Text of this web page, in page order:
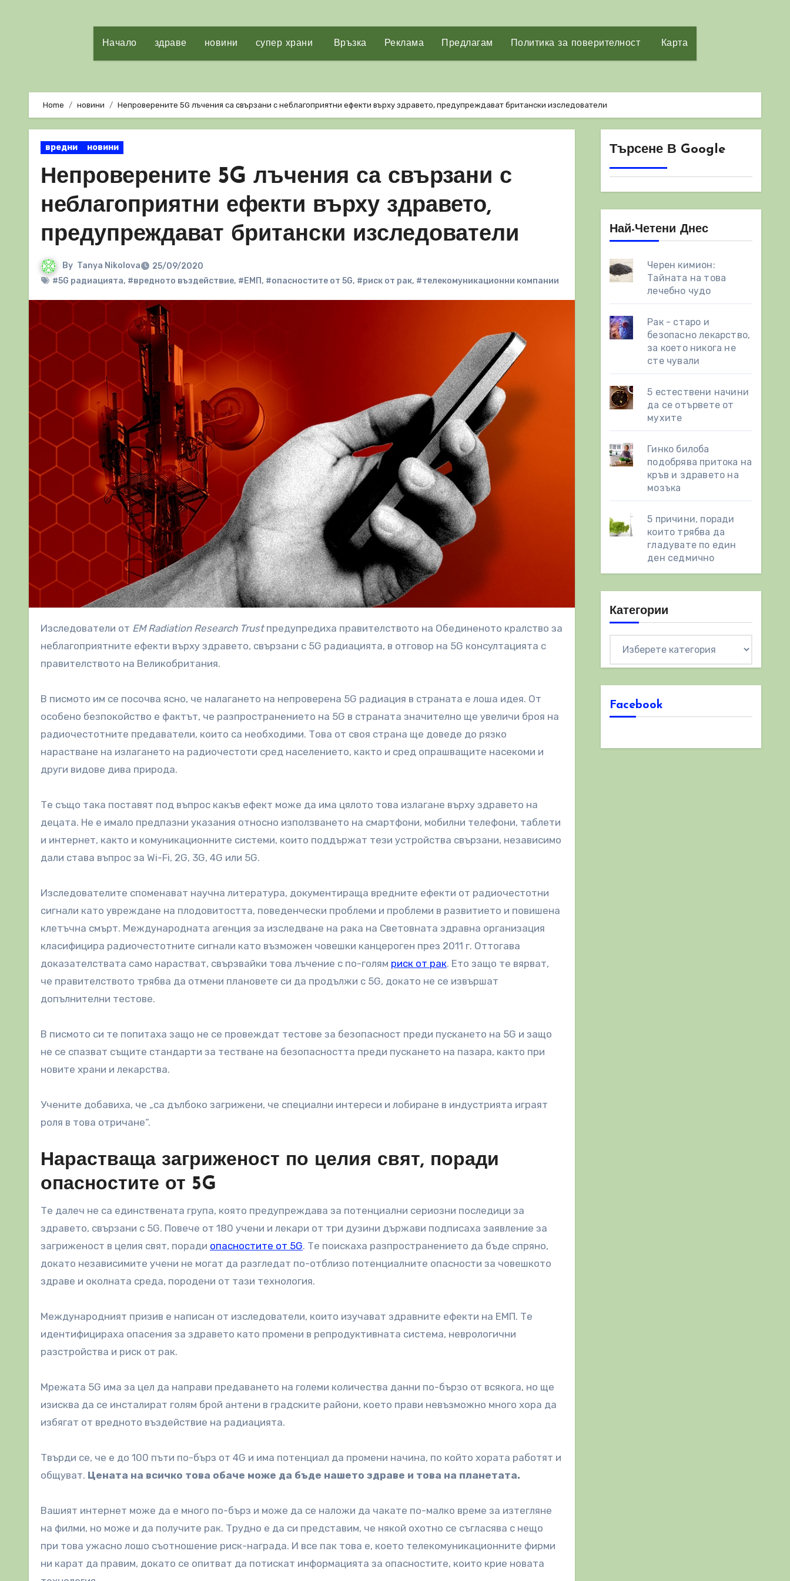
Начало здраве новини супер храни Връзка Реклама Предлагам Политика за поверителност Карта
Home новини Непроверените 5G лъчения са свързани с неблагоприятни ефекти върху здравето, предупреждават британски изследователи
вредни новини
Непроверените 5G лъчения са свързани с
неблагоприятни ефекти върху здравето,
предупреждават британски изследователи
By Tanya Nikolova
25/09/2020
#5G радиацията, #вредното въздействие, #ЕМП, #опасностите от 5G, #риск от рак, #телекомуникационни компании
Изследователи от EM Radiation Research Trustпредупредиха правителството на Обединеното кралство за
неблагоприятните ефекти върху здравето, свързани с 5G радиацията, в отговор на 5G консултацията с
правителството на Великобритания.
В писмото им се посочва ясно, че налагането на непроверена 5G радиация в страната е лоша идея. От
особено безпокойство е фактът, че разпространението на 5G в страната значително ще увеличи броя на
радиочестотните предаватели, които са необходими. Това от своя страна ще доведе до рязко
нарастване на излагането на радиочестоти сред населението, както и сред опрашващите насекоми и
други видове дива природа.
Те също така поставят под въпрос какъв ефект може да има цялото това излагане върху здравето на
децата. Не е имало предпазни указания относно използването на смартфони, мобилни телефони, таблети
и интернет, както и комуникационните системи, които поддържат тези устройства свързани, независимо
дали става въпрос за Wi-Fi, 2G, 3G, 4G или 5G.
Изследователите споменават научна литература, документираща вредните ефекти от радиочестотни
сигнали като увреждане на плодовитостта, поведенчески проблеми и проблеми в развитието и повишена
клетъчна смърт. Международната агенция за изследване на рака на Световната здравна организация
класифицира радиочестотните сигнали като възможен човешки канцероген през 2011 г. Оттогава
доказателствата само нарастват, свързвайки това лъчение с по-голям риск от рак. Ето защо те вярват,
че правителството трябва да отмени плановете си да продължи с 5G, докато не се извършат
допълнителни тестове.
В писмото си те попитаха защо не се провеждат тестове за безопасност преди пускането на 5G и защо
не се спазват същите стандарти за тестване на безопасността преди пускането на пазара, както при
новите храни и лекарства.
Учените добавиха, че „са дълбоко загрижени, че специални интереси и лобиране в индустрията играят
роля в това отричане“.
Нарастваща загриженост по целия свят, поради
опасностите от 5G
Те далеч не са единствената група, която предупреждава за потенциални сериозни последици за
здравето, свързани с 5G. Повече от 180 учени и лекари от три дузини държави подписаха заявление за
загриженост в целия свят, поради опасностите от 5G. Те поискаха разпространението да бъде спряно,
докато независимите учени не могат да разгледат по-отблизо потенциалните опасности за човешкото
здраве и околната среда, породени от тази технология.
Международният призив е написан от изследователи, които изучават здравните ефекти на ЕМП. Те
идентифицираха опасения за здравето като промени в репродуктивната система, неврологични
разстройства и риск от рак.
Мрежата 5G има за цел да направи предаването на големи количества данни по-бързо от всякога, но ще
изисква да се инсталират голям брой антени в градските райони, което прави невъзможно много хора да
избягат от вредното въздействие на радиацията.
Твърди се, че е до 100 пъти по-бърз от 4G и има потенциал да промени начина, по който хората работят и
общуват. Цената на всичко това обаче може да бъде нашето здраве и това на планетата.
Вашият интернет може да е много по-бърз и може да се наложи да чакате по-малко време за изтегляне
на филми, но може и да получите рак. Трудно е да си представим, че някой охотно се съгласява с нещо
при това ужасно лошо съотношение риск-награда. И все пак това е, което телекомуникационните фирми
ни карат да правим, докато се опитват да потискат информацията за опасностите, които крие новата
Търсене В Google
Най-Четени Днес
Черен кимион:
Тайната на това
лечебно чудо
Рак - старо и
безопасно лекарство,
за което никога не
сте чували
5 естествени начини
да се отървете от
мухите
Гинко билоба
подобрява притока на
кръв и здравето на
мозъка
5 причини, поради
които трябва да
гладувате по един
ден седмично
Категории
Facebook